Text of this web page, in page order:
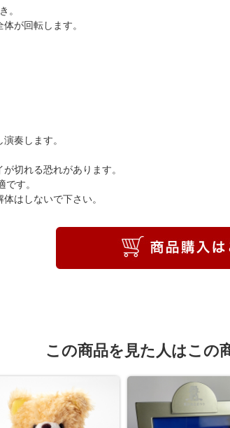
。
が回転します。
奏します。
切れる恐れがあります。
す。
はしないで下さい。
この商品を見た人はこの